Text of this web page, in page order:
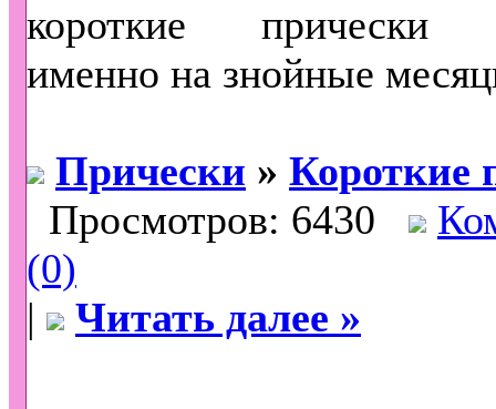
короткие прически
именно на знойные
Прически » Короткие
Просмотров: 6430
(0)
|
Читать далее »